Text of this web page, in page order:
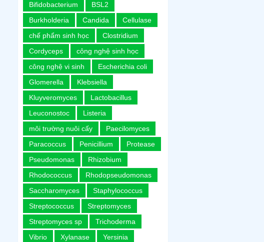
Bifidobacterium
BSL2
Burkholderia
Candida
Cellulase
chế phẩm sinh học
Clostridium
Cordyceps
công nghệ sinh học
công nghệ vi sinh
Escherichia coli
Glomerella
Klebsiella
Kluyveromyces
Lactobacillus
Leuconostoc
Listeria
môi trường nuôi cấy
Paecilomyces
Paracoccus
Penicillium
Protease
Pseudomonas
Rhizobium
Rhodococcus
Rhodopseudomonas
Saccharomyces
Staphylococcus
Streptococcus
Streptomyces
Streptomyces sp
Trichoderma
Vibrio
Xylanase Yersinia